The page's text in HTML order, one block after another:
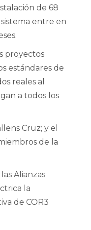
de 68
entre en
proyectos
estándares de
reales al
a todos los
Cruz; y el
de la
Alianzas
la
de COR3